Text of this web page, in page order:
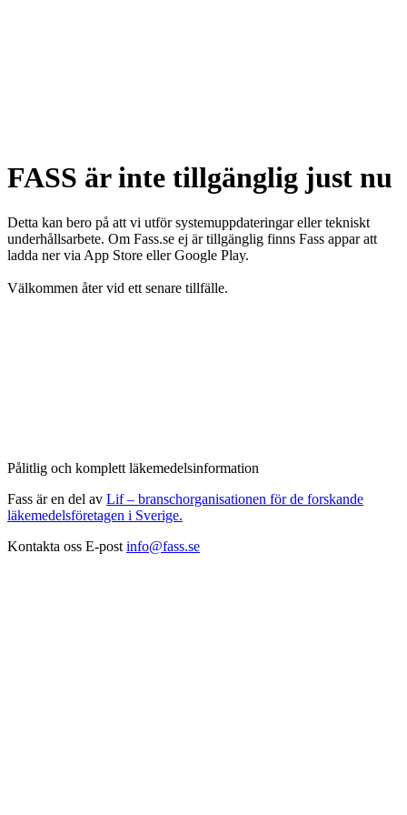
FASS är inte tillgänglig just nu
Detta kan bero på att vi utför systemuppdateringar eller tekniskt
underhållsarbete. Om Fass.se ej är tillgänglig finns Fass appar att
ladda ner via App Store eller Google Play.
Välkommen åter vid ett senare tillfälle.
Pålitlig och komplett läkemedelsinformation
Fass är en del av Lif – branschorganisationen för de forskande
läkemedelsföretagen i Sverige.
Kontakta oss E-post info@fass.se